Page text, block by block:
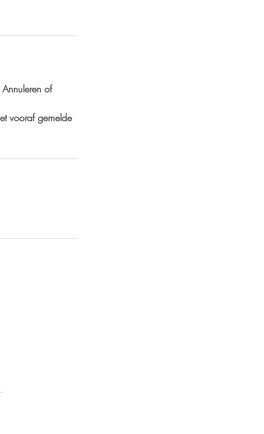
of
vooraf gemelde